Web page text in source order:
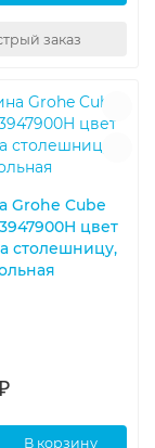
заказ
Grohe Cube
цвет
столешницу,
В корзину